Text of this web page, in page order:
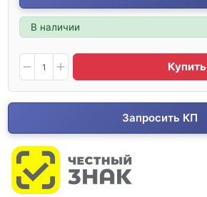
В наличии
Купить
Запросить КП